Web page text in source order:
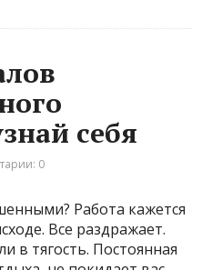
себя
0
Работа кажется
Все раздражает.
в тягость. Постоянная